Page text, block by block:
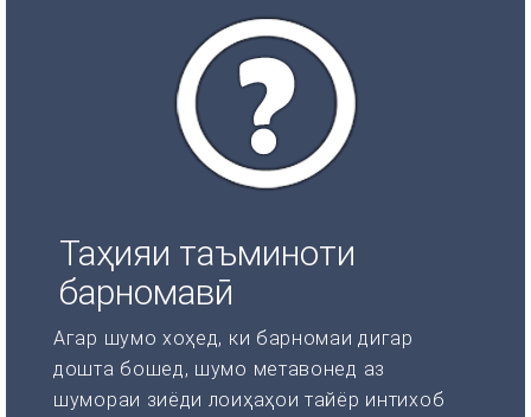
Таҳияи таъминоти
барномавӣ
Агар шумо хоҳед, ки барномаи дигар
дошта бошед, шумо метавонед аз
шумораи зиёди лоиҳаҳои тайёр интихоб